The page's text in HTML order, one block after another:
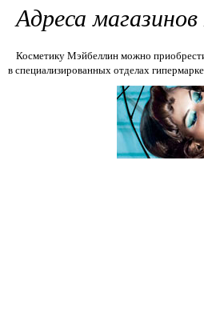
Адреса
Косметику Мэйбеллин можно
в специализированных отделах